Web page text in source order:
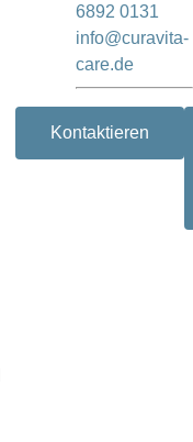
6892 0131
info@curavita-
care.de
Kontaktieren